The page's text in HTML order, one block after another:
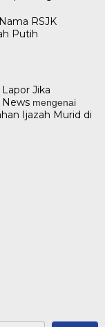
RSJK
Putih
Jika
News mengenai
Ijazah Murid di